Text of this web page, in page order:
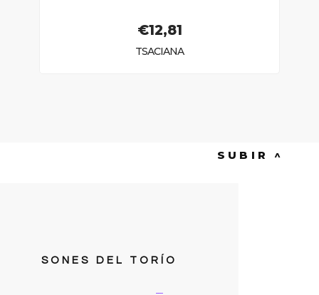
€12,81
TSACIANA
SUBIR ^
SONES DEL TORÍO